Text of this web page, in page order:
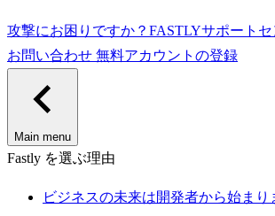
攻撃にお困りですか？ FASTLYサポートセ
お問い合わせ 無料アカウントの登録
Main menu
Fastly を選ぶ理由
ビジネスの未来は開発者から始まり